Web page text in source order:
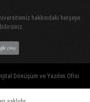
hakkındaki herşeye
Dönüşüm ve Yazılım Ofisi